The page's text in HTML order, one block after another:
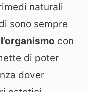
naturali
sono sempre
con
di poter
dover